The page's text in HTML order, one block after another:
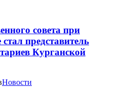
совета при
представитель
Курганской
Новости